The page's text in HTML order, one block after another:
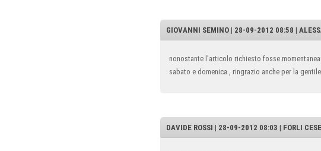
GIOVANNI SEMINO | 28-09-2012 08:58 |
nonostante l'articolo richiesto fosse
sabato e domenica , ringrazio anche per la
DAVIDE ROSSI | 28-09-2012 08:03 | FORLI